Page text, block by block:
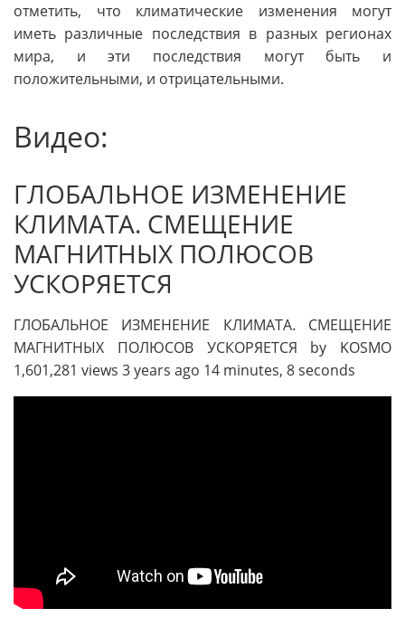
отметить, что климатические изменения могут
иметь различные последствия в разных регионах
мира, и эти последствия могут быть и
положительными, и отрицательными.
Видео:
ГЛОБАЛЬНОЕ ИЗМЕНЕНИЕ
КЛИМАТА. СМЕЩЕНИЕ
МАГНИТНЫХ ПОЛЮСОВ
УСКОРЯЕТСЯ
ГЛОБАЛЬНОЕ ИЗМЕНЕНИЕ КЛИМАТА. СМЕЩЕНИЕ
МАГНИТНЫХ ПОЛЮСОВ УСКОРЯЕТСЯ by KOSMO
1,601,281 views 3 years ago 14 minutes, 8 seconds